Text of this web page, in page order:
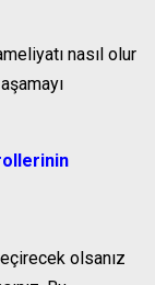
nasıl olur
olsanız